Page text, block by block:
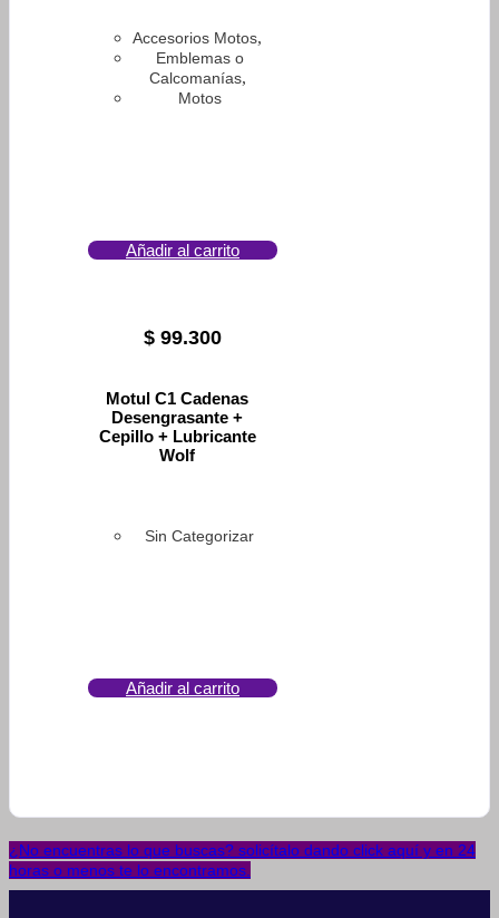
Accesorios Motos,
Emblemas o
Calcomanías,
Motos
Añadir al carrito
$ 99.300
Motul C1 Cadenas
Desengrasante +
Cepillo + Lubricante
Wolf
Sin Categorizar
Añadir al carrito
¿No encuentras lo que buscas? solicítalo dando click aquí y en 24
horas o menos te lo encontramos.